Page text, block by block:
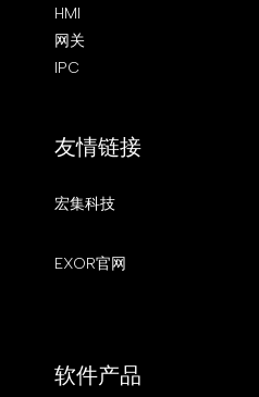
HMI
网关
IPC
友情链接
宏集科技
EXOR官网
软件产品